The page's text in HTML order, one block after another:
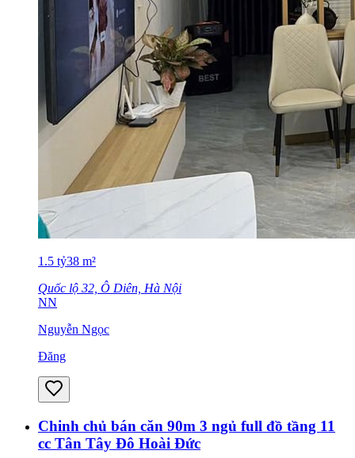
1.5 tỷ38 m²
Quốc lộ 32, Ô Diên, Hà Nội
NN
Nguyễn Ngọc
Đăng
Chinh chủ bán căn 90m 3 ngủ full đồ tầng 11
cc Tân Tây Đô Hoài Đức